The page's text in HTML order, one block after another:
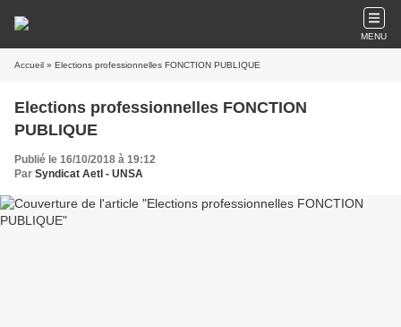
MENU
Accueil » Elections professionnelles FONCTION PUBLIQUE
Elections professionnelles FONCTION
PUBLIQUE
Publié le 16/10/2018 à 19:12
Par Syndicat AetI - UNSA